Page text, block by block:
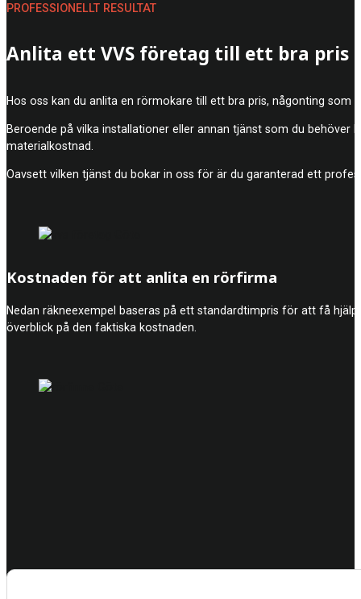
Anlita ett VVS företag till ett bra pris
Hos oss kan du anlita en rörmokare till ett bra pris, någonting
Beroende på vilka installationer eller annan tjänst som du
materialkostnad.
Oavsett vilken tjänst du bokar in oss för är du garanterad ett
PROFESSIONELLT RESULTAT
Kostnaden för att anlita en rörfirma
Nedan räkneexempel baseras på ett standardtimpris för att få
överblick på den faktiska kostnaden.